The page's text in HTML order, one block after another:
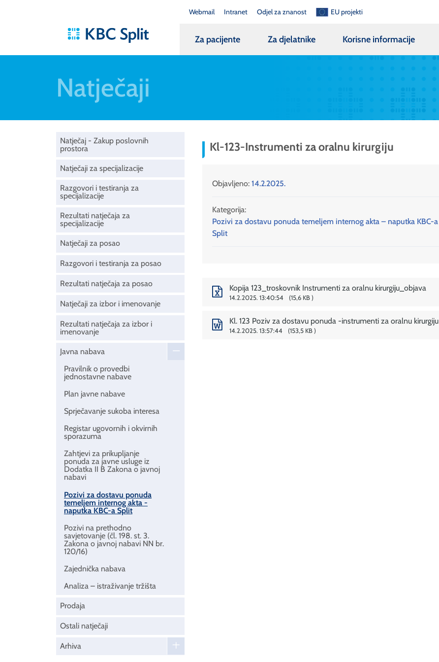
Webmail Intranet Odjel za znanost EU projekti
Za pacijente Za djelatnike Korisne informacije
Natječaji
Natječaj - Zakup poslovnih
prostora
Natječaji za specijalizacije
Razgovori i testiranja za
specijalizacije
Rezultati natječaja za
specijalizacije
Natječaji za posao
Razgovori i testiranja za posao
Rezultati natječaja za posao
Natječaji za izbor i imenovanje
Rezultati natječaja za izbor i
imenovanje
Javna nabava
Pravilnik o provedbi
jednostavne nabave
Plan javne nabave
Sprječavanje sukoba interesa
Registar ugovornih i okvirnih
sporazuma
Zahtjevi za prikupljanje
ponuda za javne usluge iz
Dodatka II B Zakona o javnoj
nabavi
Pozivi za dostavu ponuda
temeljem internog akta -
naputka KBC-a Split
Pozivi na prethodno
savjetovanje (čl. 198. st. 3.
Zakona o javnoj nabavi NN br.
120/16)
Zajednička nabava
Analiza – istraživanje tržišta
Prodaja
Ostali natječaji
Arhiva
Kl-123-Instrumenti za oralnu kirurgiju
Objavljeno: 14.2.2025.
Kategorija:
Pozivi za dostavu ponuda temeljem internog akta – naputka KBC-a
Split
Kopija 123_troskovnik Instrumenti za oralnu kirurgiju_objava
14.2.2025. 13:40:54 15,6 KB
Kl. 123 Poziv za dostavu ponuda -instrumenti za oralnu kirurgiju
14.2.2025. 13:57:44 153,5 KB